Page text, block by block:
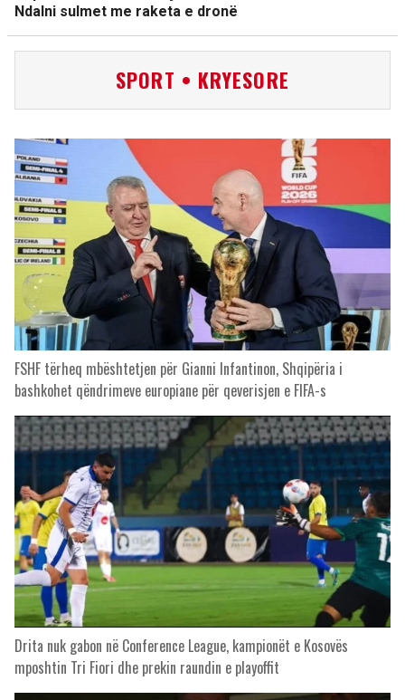
Ndalni sulmet me raketa e dronë
SPORT • KRYESORE
FSHF tërheq mbështetjen për Gianni Infantinon, Shqipëria i
bashkohet qëndrimeve europiane për qeverisjen e FIFA-s
Drita nuk gabon në Conference League, kampionët e Kosovës
mposhtin Tri Fiori dhe prekin raundin e playoffit